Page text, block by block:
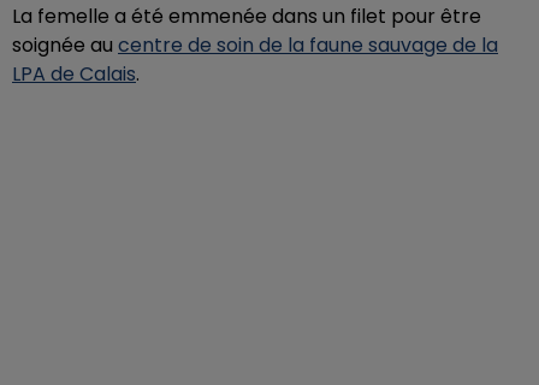
La femelle a été emmenée dans un filet pour être
soignée au centre de soin de la faune sauvage de la
LPA de Calais.